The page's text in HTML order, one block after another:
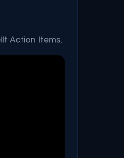
Action Items.